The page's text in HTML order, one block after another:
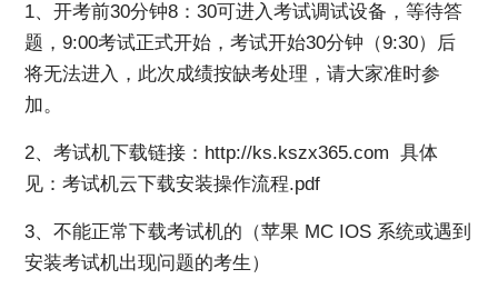
1、开考前30分钟8：30可进入考试调试设备，等待答
题，9:00考试正式开始，考试开始30分钟（9:30）后
将无法进入，此次成绩按缺考处理，请大家准时参
加。
2、考试机下载链接： http://ks.kszx365.com 具体
见：考试机云下载安装操作流程.pdf
3、不能正常下载考试机的（苹果 MC IOS 系统或遇到
安装考试机出现问题的考生）